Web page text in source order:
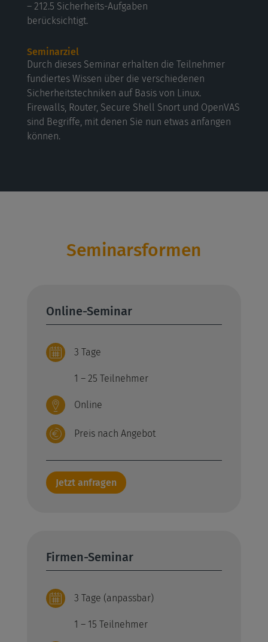
– 212.5 Sicherheits-Aufgaben
berücksichtigt.
Seminarziel
Durch dieses Seminar erhalten die Teilnehmer
fundiertes Wissen über die verschiedenen
Sicherheitstechniken auf Basis von Linux.
Firewalls, Router, Secure Shell Snort und OpenVAS
sind Begriffe, mit denen Sie nun etwas anfangen
können.
Seminarsformen
Online-Seminar
3 Tage
1 – 25 Teilnehmer
Online
Preis nach Angebot
Jetzt anfragen
Firmen-Seminar
3 Tage (anpassbar)
1 – 15 Teilnehmer